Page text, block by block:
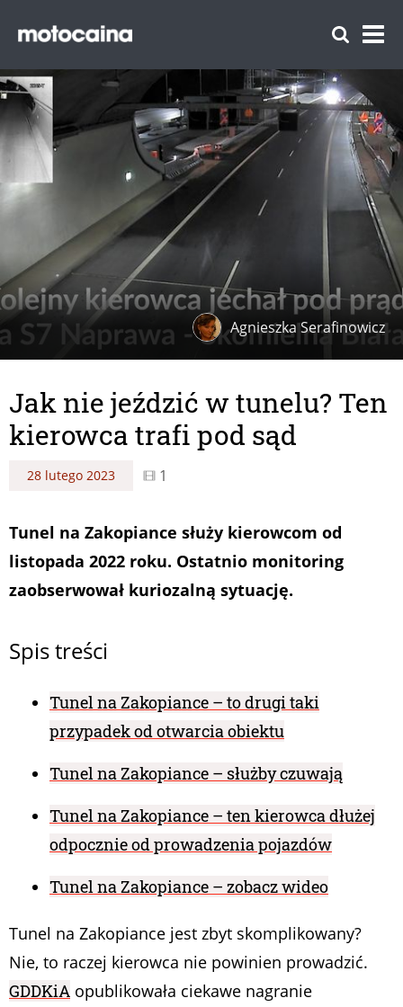
Agnieszka Serafinowicz
Jak nie jeździć w tunelu? Ten
kierowca trafi pod sąd
28 lutego 2023 1
Tunel na Zakopiance służy kierowcom od
listopada 2022 roku. Ostatnio monitoring
zaobserwował kuriozalną sytuację.
Spis treści
Tunel na Zakopiance – to drugi taki
przypadek od otwarcia obiektu
Tunel na Zakopiance – służby czuwają
Tunel na Zakopiance – ten kierowca dłużej
odpocznie od prowadzenia pojazdów
Tunel na Zakopiance – zobacz wideo
Tunel na Zakopiance jest zbyt skomplikowany?
Nie, to raczej kierowca nie powinien prowadzić.
GDDKiA opublikowała ciekawe nagranie